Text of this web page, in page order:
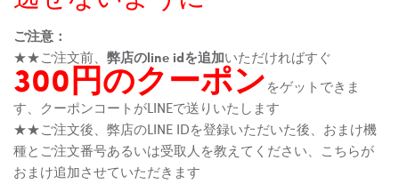
ご注意：
★★ご注文前、 弊店のline idを追加いただければすぐ
300円のクーポンをゲットできま
す、クーポンコートがLINEで送りいたします
★★ご注文後、弊店のLINE IDを登録いただいた後、おまけ機
種とご注文番号あるいは受取人を教えてください、こちらが
おまけ追加させていただきます